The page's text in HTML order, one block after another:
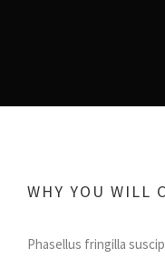
WHY YOU WILL
Phasellus fringilla